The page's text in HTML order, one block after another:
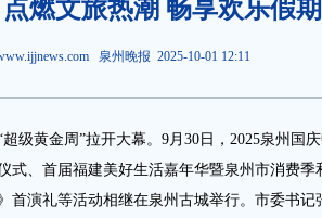
燃文旅热潮 畅享欢乐假期
泉州晚报 2025-10-01 12:11
级黄金周”拉开大幕。9月30日，2025泉州国
式、首届福建美好生活嘉年华暨泉州市消费季
首演礼等活动相继在泉州古城举行。市委书记